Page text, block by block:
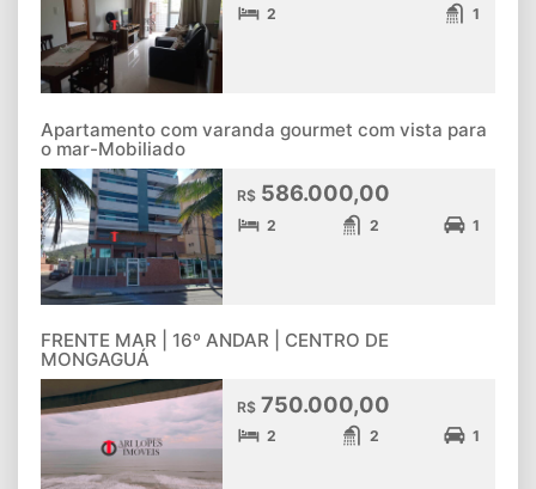
2 1
Apartamento com varanda gourmet com vista para
o mar-Mobiliado
R$ 586.000,00
2 2 1
FRENTE MAR | 16º ANDAR | CENTRO DE
MONGAGUÁ
R$ 750.000,00
2 2 1